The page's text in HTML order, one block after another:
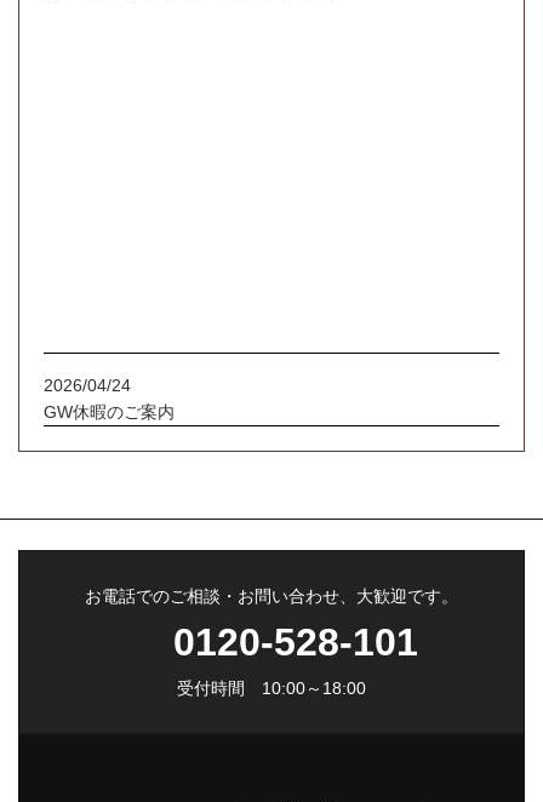
2026/04/24
GW休暇のご案内
お電話でのご相談・お問い合わせ、大歓迎です。
0120-528-101
受付時間 10:00～18:00